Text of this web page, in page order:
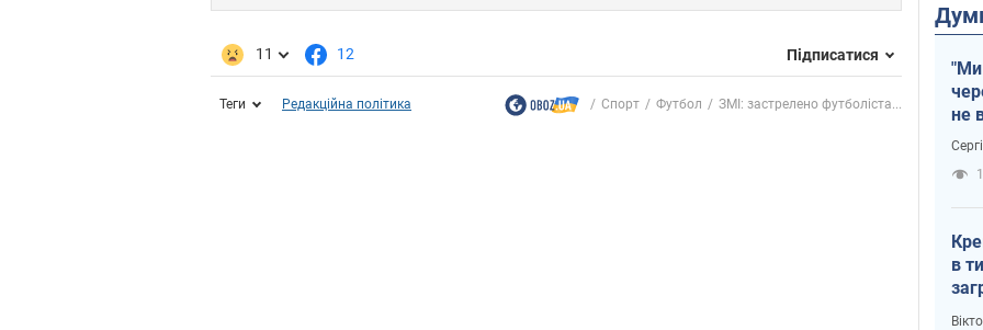
11 12 Підписатися
Теги Редакційна політика Спорт Футбол ЗМІ: застрелено футболіста...
"Ми
не
в